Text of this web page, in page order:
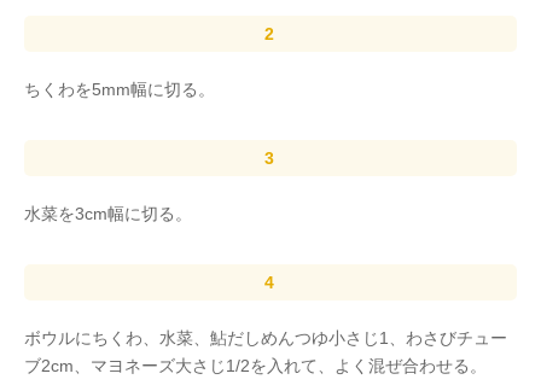
ちくわを5mm幅に切る。
水菜を3cm幅に切る。
ボウルにちくわ、水菜、鮎だしめんつゆ小さじ1、わさびチュー
ブ2cm、マヨネーズ大さじ1/2を入れて、よく混ぜ合わせる。